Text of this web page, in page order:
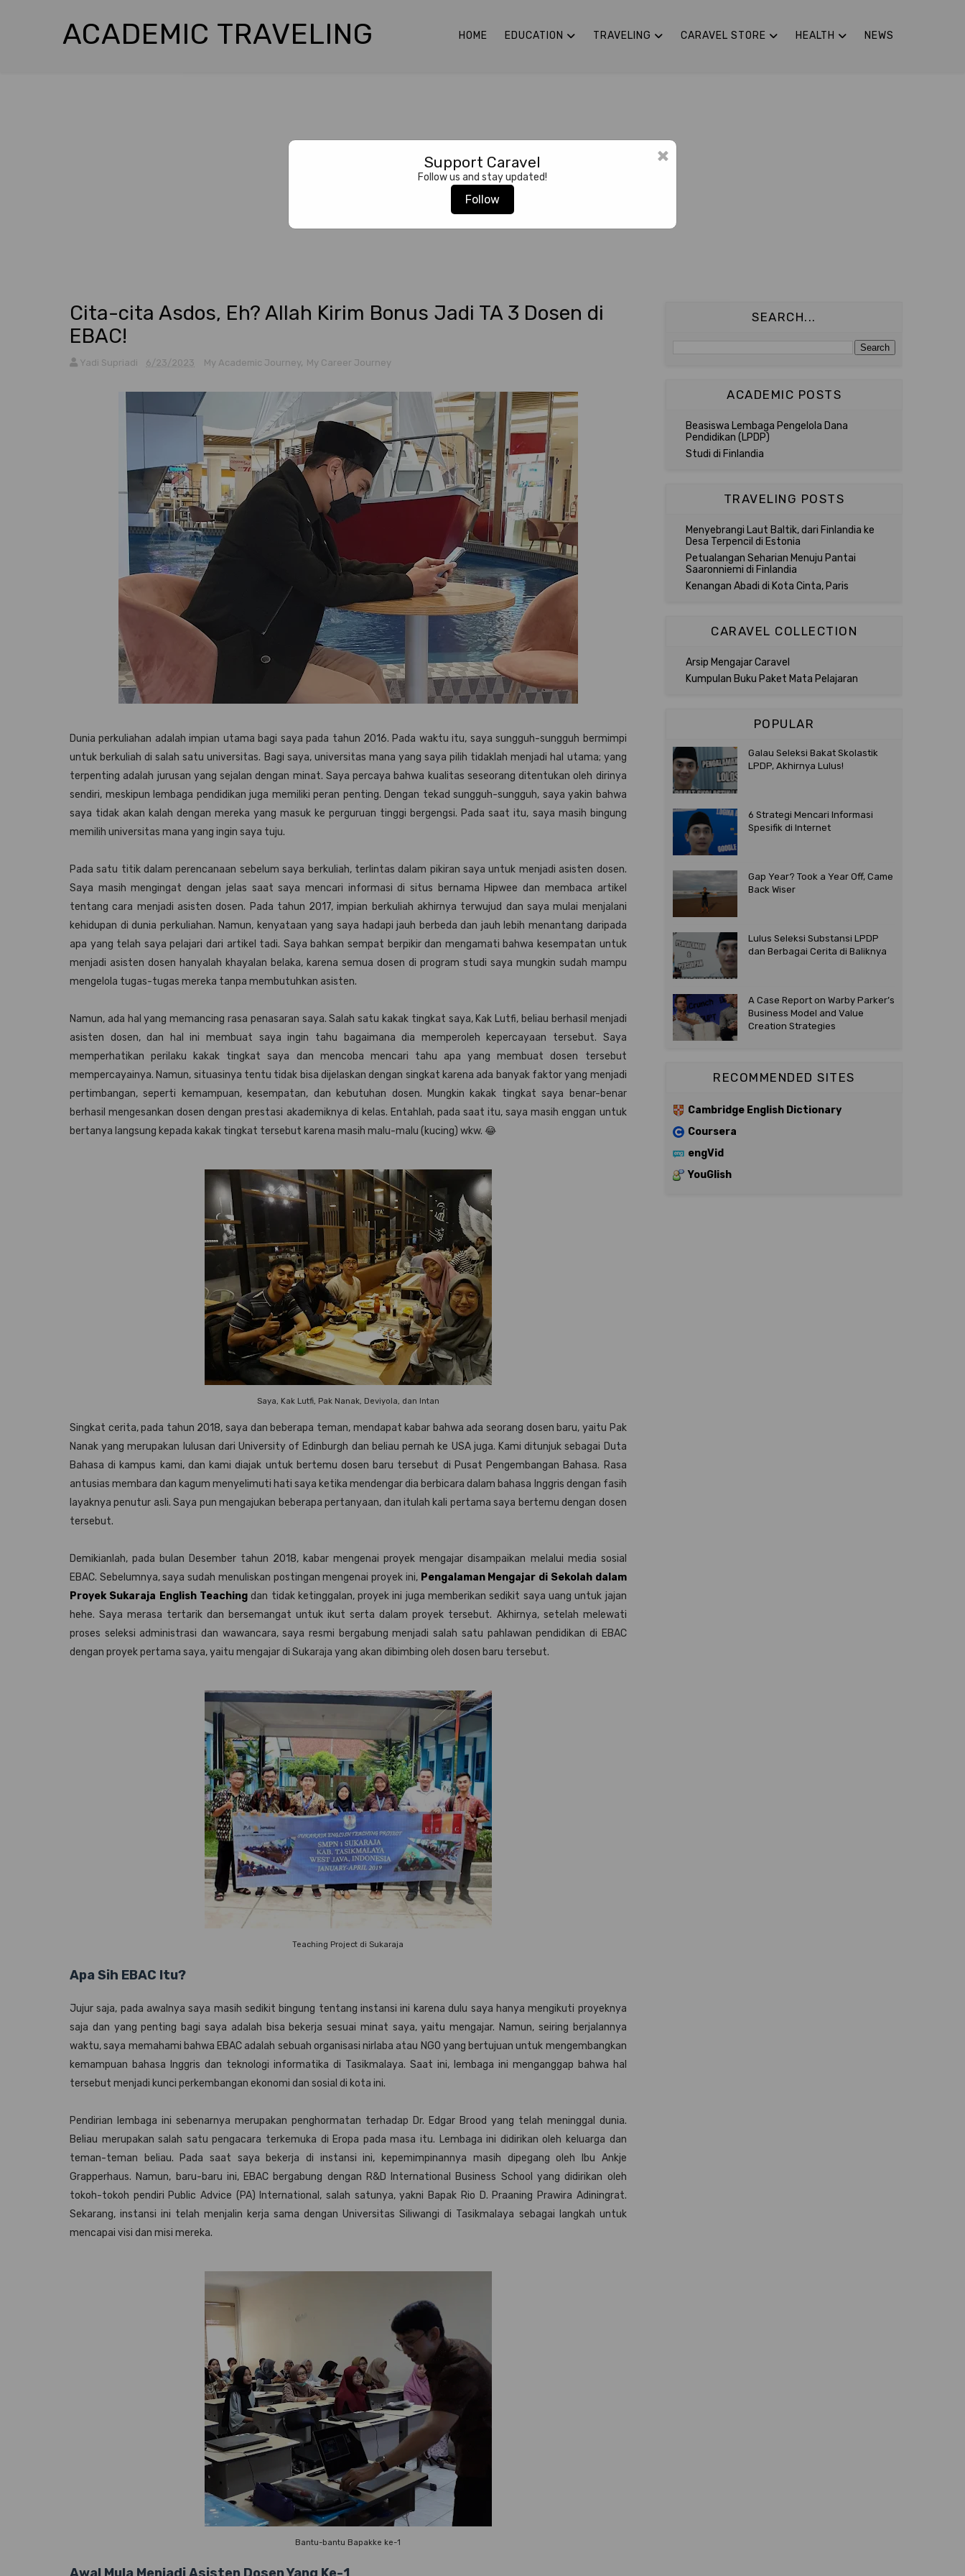
×
Support Caravel
Follow us and stay updated!
Follow
ACADEMIC TRAVELING HOME EDUCATION TRAVELING CARAVEL STORE HEALTH NEWS
Cita-cita Asdos, Eh? Allah Kirim Bonus Jadi TA 3 Dosen di
EBAC!
Yadi Supriadi 6/23/2023 My Academic Journey, My Career Journey
Dunia perkuliahan adalah impian utama bagi saya pada tahun 2016. Pada waktu itu, saya sungguh-sungguh bermimpi
untuk berkuliah di salah satu universitas. Bagi saya, universitas mana yang saya pilih tidaklah menjadi hal utama; yang
terpenting adalah jurusan yang sejalan dengan minat. Saya percaya bahwa kualitas seseorang ditentukan oleh dirinya
sendiri, meskipun lembaga pendidikan juga memiliki peran penting. Dengan tekad sungguh-sungguh, saya yakin bahwa
saya tidak akan kalah dengan mereka yang masuk ke perguruan tinggi bergengsi. Pada saat itu, saya masih bingung
memilih universitas mana yang ingin saya tuju.
Pada satu titik dalam perencanaan sebelum saya berkuliah, terlintas dalam pikiran saya untuk menjadi asisten dosen.
Saya masih mengingat dengan jelas saat saya mencari informasi di situs bernama Hipwee dan membaca artikel
tentang cara menjadi asisten dosen. Pada tahun 2017, impian berkuliah akhirnya terwujud dan saya mulai menjalani
kehidupan di dunia perkuliahan. Namun, kenyataan yang saya hadapi jauh berbeda dan jauh lebih menantang daripada
apa yang telah saya pelajari dari artikel tadi. Saya bahkan sempat berpikir dan mengamati bahwa kesempatan untuk
menjadi asisten dosen hanyalah khayalan belaka, karena semua dosen di program studi saya mungkin sudah mampu
mengelola tugas-tugas mereka tanpa membutuhkan asisten.
Namun, ada hal yang memancing rasa penasaran saya. Salah satu kakak tingkat saya, Kak Lutfi, beliau berhasil menjadi
asisten dosen, dan hal ini membuat saya ingin tahu bagaimana dia memperoleh kepercayaan tersebut. Saya
memperhatikan perilaku kakak tingkat saya dan mencoba mencari tahu apa yang membuat dosen tersebut
mempercayainya. Namun, situasinya tentu tidak bisa dijelaskan dengan singkat karena ada banyak faktor yang menjadi
pertimbangan, seperti kemampuan, kesempatan, dan kebutuhan dosen. Mungkin kakak tingkat saya benar-benar
berhasil mengesankan dosen dengan prestasi akademiknya di kelas. Entahlah, pada saat itu, saya masih enggan untuk
bertanya langsung kepada kakak tingkat tersebut karena masih malu-malu (kucing) wkw. 😂
Saya, Kak Lutfi, Pak Nanak, Deviyola, dan Intan
Singkat cerita, pada tahun 2018, saya dan beberapa teman, mendapat kabar bahwa ada seorang dosen baru, yaitu Pak
Nanak yang merupakan lulusan dari University of Edinburgh dan beliau pernah ke USA juga. Kami ditunjuk sebagai Duta
Bahasa di kampus kami, dan kami diajak untuk bertemu dosen baru tersebut di Pusat Pengembangan Bahasa. Rasa
antusias membara dan kagum menyelimuti hati saya ketika mendengar dia berbicara dalam bahasa Inggris dengan fasih
layaknya penutur asli. Saya pun mengajukan beberapa pertanyaan, dan itulah kali pertama saya bertemu dengan dosen
tersebut.
Demikianlah, pada bulan Desember tahun 2018, kabar mengenai proyek mengajar disampaikan melalui media sosial
EBAC. Sebelumnya, saya sudah menuliskan postingan mengenai proyek ini, Pengalaman Mengajar di Sekolah dalam
Proyek Sukaraja English Teachingdan tidak ketinggalan, proyek ini juga memberikan sedikit saya uang untuk jajan
hehe. Saya merasa tertarik dan bersemangat untuk ikut serta dalam proyek tersebut. Akhirnya, setelah melewati
proses seleksi administrasi dan wawancara, saya resmi bergabung menjadi salah satu pahlawan pendidikan di EBAC
dengan proyek pertama saya, yaitu mengajar di Sukaraja yang akan dibimbing oleh dosen baru tersebut.
Teaching Project di Sukaraja
Apa Sih EBAC Itu?
Jujur saja, pada awalnya saya masih sedikit bingung tentang instansi ini karena dulu saya hanya mengikuti proyeknya
saja dan yang penting bagi saya adalah bisa bekerja sesuai minat saya, yaitu mengajar. Namun, seiring berjalannya
waktu, saya memahami bahwa EBAC adalah sebuah organisasi nirlaba atau NGO yang bertujuan untuk mengembangkan
kemampuan bahasa Inggris dan teknologi informatika di Tasikmalaya. Saat ini, lembaga ini menganggap bahwa hal
tersebut menjadi kunci perkembangan ekonomi dan sosial di kota ini.
Pendirian lembaga ini sebenarnya merupakan penghormatan terhadap Dr. Edgar Brood yang telah meninggal dunia.
Beliau merupakan salah satu pengacara terkemuka di Eropa pada masa itu. Lembaga ini didirikan oleh keluarga dan
teman-teman beliau. Pada saat saya bekerja di instansi ini, kepemimpinannya masih dipegang oleh Ibu Ankje
Grapperhaus. Namun, baru-baru ini, EBAC bergabung dengan R&D International Business School yang didirikan oleh
tokoh-tokoh pendiri Public Advice (PA) International, salah satunya, yakni Bapak Rio D. Praaning Prawira Adiningrat.
Sekarang, instansi ini telah menjalin kerja sama dengan Universitas Siliwangi di Tasikmalaya sebagai langkah untuk
mencapai visi dan misi mereka.
Bantu-bantu Bapakke ke-1
SEARCH...
ACADEMIC POSTS
Beasiswa Lembaga Pengelola Dana
Pendidikan (LPDP)
Studi di Finlandia
TRAVELING POSTS
Menyebrangi Laut Baltik, dari Finlandia ke
Desa Terpencil di Estonia
Petualangan Seharian Menuju Pantai
Saaronniemi di Finlandia
Kenangan Abadi di Kota Cinta, Paris
CARAVEL COLLECTION
Arsip Mengajar Caravel
Kumpulan Buku Paket Mata Pelajaran
POPULAR
Galau Seleksi Bakat Skolastik
LPDP, Akhirnya Lulus!
6 Strategi Mencari Informasi
Spesifik di Internet
Gap Year? Took a Year Off, Came
Back Wiser
Lulus Seleksi Substansi LPDP
dan Berbagai Cerita di Baliknya
A Case Report on Warby Parker’s
Business Model and Value
Creation Strategies
RECOMMENDED SITES
Cambridge English Dictionary
Coursera
engVid
YouGlish